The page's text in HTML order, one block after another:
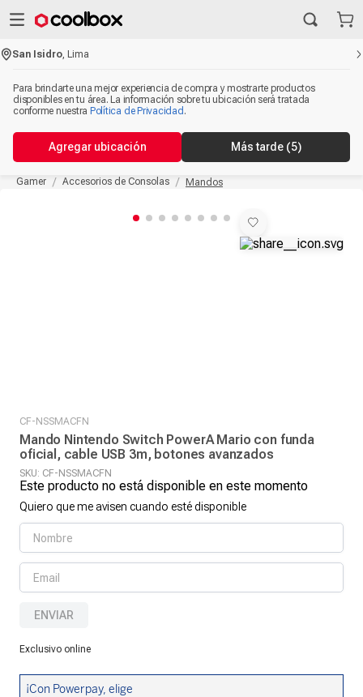
San Isidro ,Lima
Para brindarte una mejor experiencia de compra y mostrarte productos
disponibles en tu área. La información sobre tu ubicación será tratada
conforme nuestra Política de Privacidad .
Agregar ubicación Más tarde (5)
Gamer Accesorios de Consolas Mandos
CF-NSSMACFN
Mando Nintendo Switch PowerA Mario con funda
oficial, cable USB 3m, botones avanzados
SKU: CF-NSSMACFN
Este producto no está disponible en este momento
Quiero que me avisen cuando esté disponible
ENVIAR
Exclusivo online